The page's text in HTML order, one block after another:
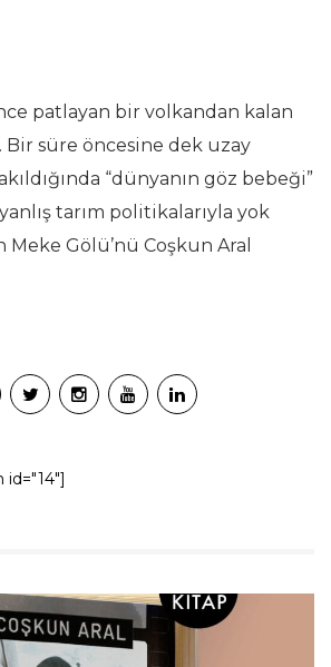
patlayan bir volkandan kalan
Bir süre öncesine dek uzay
“dünyanın göz bebeği”
tarım politikalarıyla yok
Gölü’nü Coşkun Aral